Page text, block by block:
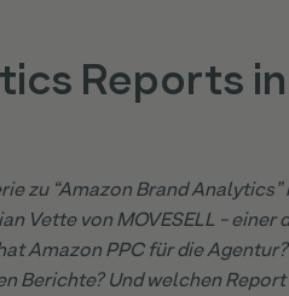
Reports
zu “Amazon Brand
Vette von MOVESELL - einer
Amazon PPC für die
Berichte? Und welchen